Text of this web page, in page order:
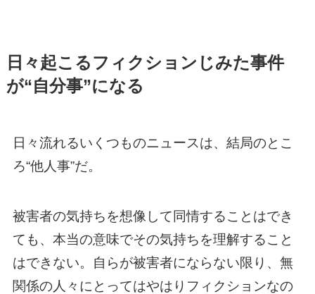
日々起こるフィクションじみた事件
が“自分事”になる
日々流れるいくつものニュースは、結局のとこ
ろ“他人事”だ。
被害者の気持ちを想像して同情することはでき
ても、本当の意味でその気持ちを理解すること
はできない。自らが被害者にならない限り、無
関係の人々にとってはやはりフィクションなの